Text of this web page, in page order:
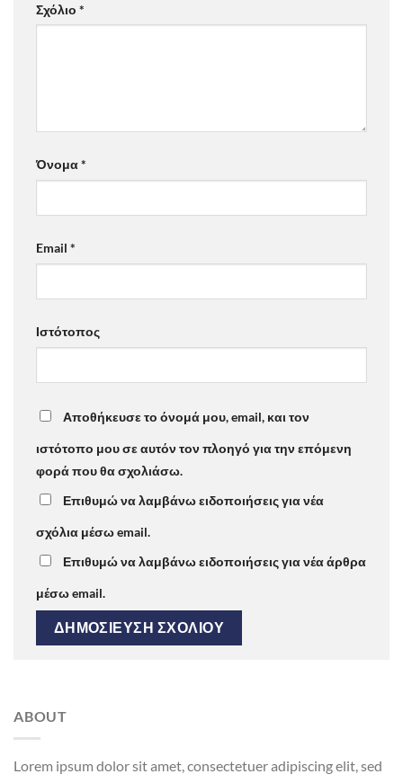
Σχόλιο *
Όνομα*
Email *
Ιστότοπος
Αποθήκευσε το όνομά μου, email, και τον
ιστότοπο μου σε αυτόν τον πλοηγό για την επόμενη
φορά που θα σχολιάσω.
Επιθυμώ να λαμβάνω ειδοποιήσεις για νέα
σχόλια μέσω email.
Επιθυμώ να λαμβάνω ειδοποιήσεις για νέα άρθρα
μέσω email.
ABOUT
Lorem ipsum dolor sit amet, consectetuer adipiscing elit, sed